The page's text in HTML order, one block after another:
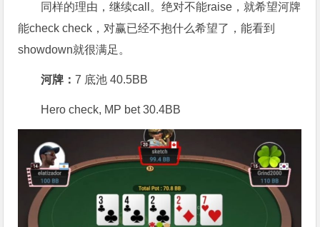
同样的理由，继续call。绝对不能raise，就希望河牌
能check check，对赢已经不抱什么希望了，能看到
showdown就很满足。
河牌： 7 底池 40.5BB
Hero check, MP bet 30.4BB